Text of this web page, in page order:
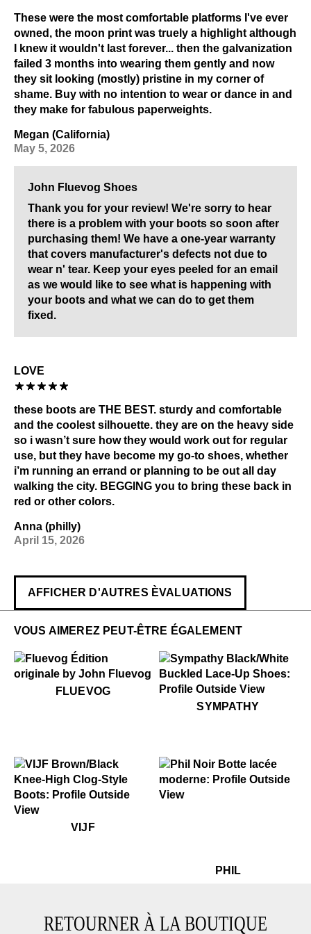
These were the most comfortable platforms I've ever
owned, the moon print was truely a highlight although
I knew it wouldn't last forever... then the galvanization
failed 3 months into wearing them gently and now
they sit looking (mostly) pristine in my corner of
shame. Buy with no intention to wear or dance in and
they make for fabulous paperweights.
Megan (California)
May 5, 2026
John Fluevog Shoes
Thank you for your review! We're sorry to hear
there is a problem with your boots so soon after
purchasing them! We have a one-year warranty
that covers manufacturer's defects not due to
wear n' tear. Keep your eyes peeled for an email
as we would like to see what is happening with
your boots and what we can do to get them
fixed.
LOVE
these boots are THE BEST. sturdy and comfortable
and the coolest silhouette. they are on the heavy side
so i wasn’t sure how they would work out for regular
use, but they have become my go-to shoes, whether
i’m running an errand or planning to be out all day
walking the city. BEGGING you to bring these back in
red or other colors.
Anna (philly)
April 15, 2026
AFFICHER D'AUTRES ÈVALUATIONS
VOUS AIMEREZ PEUT-ÊTRE ÉGALEMENT
FluevogFLUEVOG
SympathySYMPATHY
VIJF
PHIL
RETOURNER À LA BOUTIQUE